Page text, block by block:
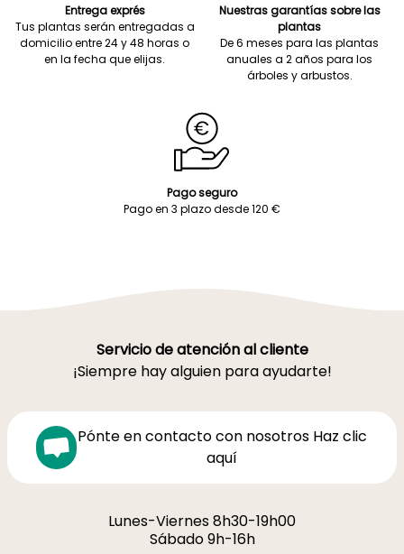
Entrega exprés
Tus plantas serán entregadas a
domicilio entre 24 y 48 horas o
en la fecha que elijas.
Nuestras garantías sobre las
plantas
De 6 meses para las plantas
anuales a 2 años para los
árboles y arbustos.
Pago seguro
Pago en 3 plazo desde 120 €
Servicio de atención al cliente
¡Siempre hay alguien para ayudarte!
Pónte en contacto con nosotros Haz clic
aquí
Lunes-Viernes 8h30-19h00
Sábado 9h-16h